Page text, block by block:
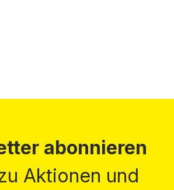
abonnieren
Aktionen und